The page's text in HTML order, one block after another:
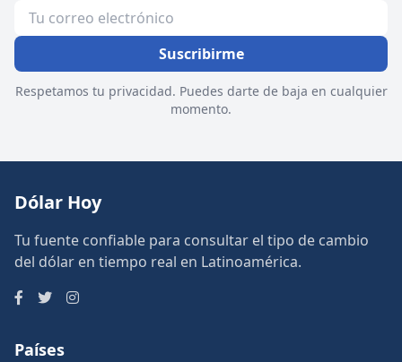
Suscribirme
Respetamos tu privacidad. Puedes darte de baja en cualquier
momento.
Dólar Hoy
Tu fuente confiable para consultar el tipo de cambio
del dólar en tiempo real en Latinoamérica.
Países